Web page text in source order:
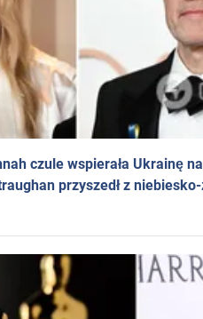
czule wspierała Ukrainę
przyszedł z